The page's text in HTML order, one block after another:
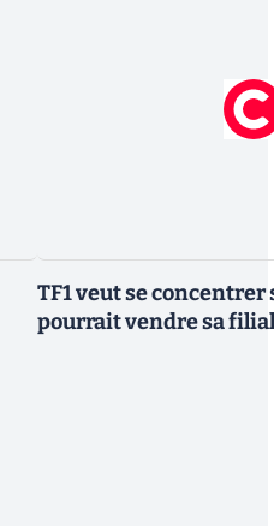
TF1 veut se
pourrait vendre sa